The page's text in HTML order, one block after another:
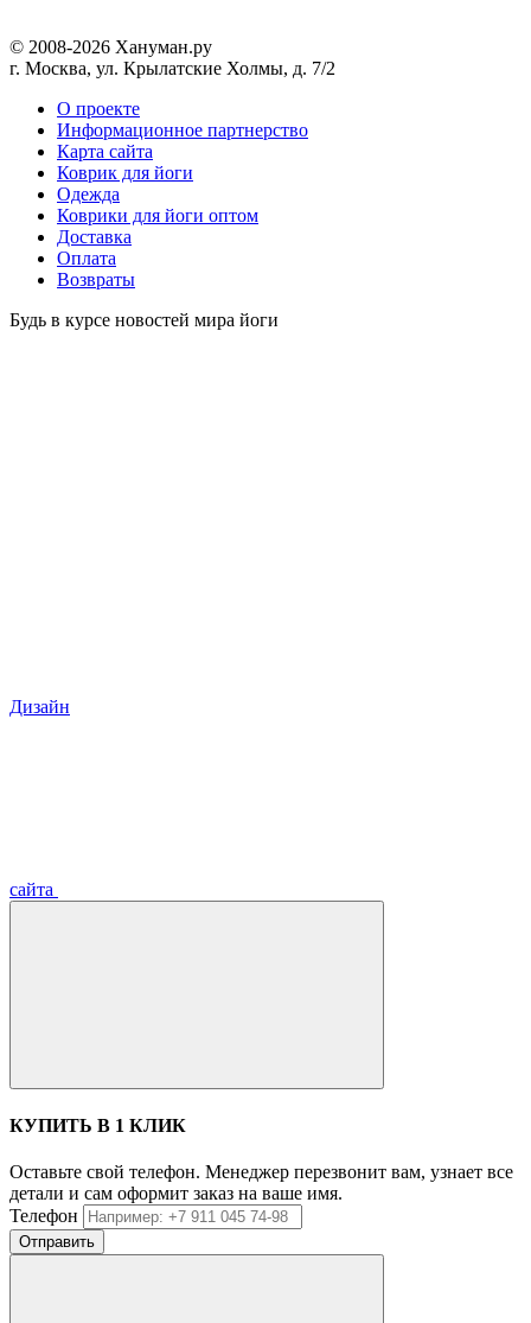
© 2008-2026 Хануман.ру
г. Москва, ул. Крылатские Холмы, д. 7/2
O проекте
Информационное партнерство
Карта сайта
Коврик для йоги
Одежда
Коврики для йоги оптом
Доставка
Оплата
Возвраты
Будь в курсе новостей мира йоги
Дизайн
сайта
КУПИТЬ В 1 КЛИК
Оставьте свой телефон. Менеджер перезвонит вам, узнает все
детали и сам оформит заказ на ваше имя.
Телефон
Отправить